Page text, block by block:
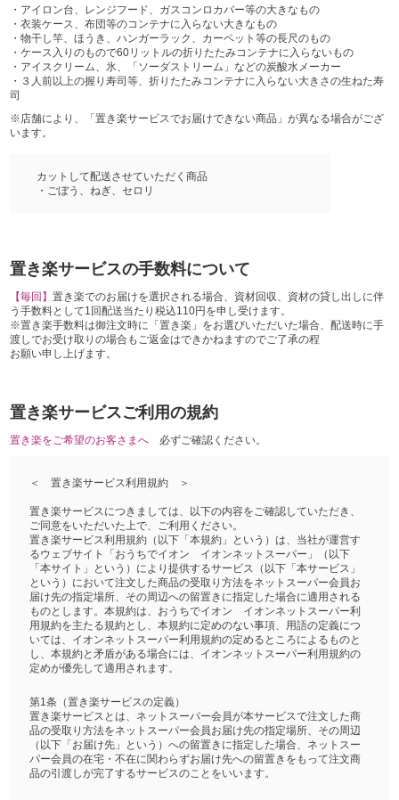
・アイロン台、レンジフード、ガスコンロカバー等の大きなもの
・衣装ケース、布団等のコンテナに入らない大きなもの
・物干し竿、ほうき、ハンガーラック、カーペット等の長尺のもの
・ケース入りのもので60リットルの折りたたみコンテナに入らないもの
・アイスクリーム、氷、「ソーダストリーム」などの炭酸水メーカー
・３人前以上の握り寿司等、折りたたみコンテナに入らない大きさの生ねた寿
司
※店舗により、「置き楽サービスでお届けできない商品」が異なる場合がござ
います。
カットして配送させていただく商品
・ごぼう、ねぎ、セロリ
置き楽サービスの手数料について
【毎回】置き楽でのお届けを選択される場合、資材回収、資材の貸し出しに伴
う手数料として1回配送当たり税込110円を申し受けます。
※置き楽手数料は御注文時に「置き楽」をお選びいただいた場合、配送時に手
渡しでお受け取りの場合もご返金はできかねますのでご了承の程
お願い申し上げます。
置き楽サービスご利用の規約
置き楽をご希望のお客さまへ 必ずご確認ください。
＜ 置き楽サービス利用規約 ＞
置き楽サービスにつきましては、以下の内容をご確認していただき、
ご同意をいただいた上で、ご利用ください。
置き楽サービス利用規約（以下「本規約」という）は、当社が運営す
るウェブサイト「おうちでイオン イオンネットスーパー」（以下
「本サイト」という）により提供するサービス（以下「本サービス」
という）において注文した商品の受取り方法をネットスーパー会員お
届け先の指定場所、その周辺への留置きに指定した場合に適用される
ものとします。本規約は、おうちでイオン イオンネットスーパー利
用規約を主たる規約とし、本規約に定めのない事項、用語の定義につ
いては、イオンネットスーパー利用規約の定めるところによるものと
し、本規約と矛盾がある場合には、イオンネットスーパー利用規約の
定めが優先して適用されます。
第1条（置き楽サービスの定義）
置き楽サービスとは、ネットスーパー会員が本サービスで注文した商
品の受取り方法をネットスーパー会員お届け先の指定場所、その周辺
（以下「お届け先」という）への留置きに指定した場合、ネットスー
パー会員の在宅・不在に関わらずお届け先への留置きをもって注文商
品の引渡しが完了するサービスのことをいいます。